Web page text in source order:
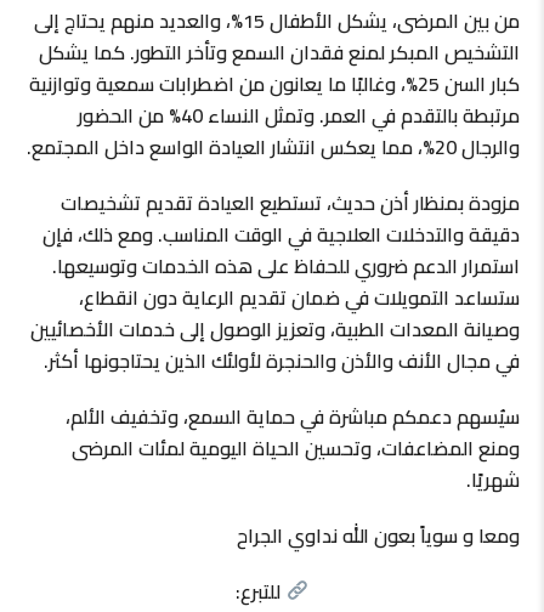
من بين المرضى، يشكل الأطفال 15%، والعديد منهم يحتاج إلى
التشخيص المبكر لمنع فقدان السمع وتأخر التطور. كما يشكل
كبار السن 25%، وغالبًا ما يعانون من اضطرابات سمعية وتوازنية
مرتبطة بالتقدم في العمر. وتمثل النساء 40% من الحضور
والرجال 20%، مما يعكس انتشار العيادة الواسع داخل المجتمع.
مزودة بمنظار أذن حديث، تستطيع العيادة تقديم تشخيصات
دقيقة والتدخلات العلاجية في الوقت المناسب. ومع ذلك، فإن
استمرار الدعم ضروري للحفاظ على هذه الخدمات وتوسيعها.
ستساعد التمويلات في ضمان تقديم الرعاية دون انقطاع،
وصيانة المعدات الطبية، وتعزيز الوصول إلى خدمات الأخصائيين
في مجال الأنف والأذن والحنجرة لأولئك الذين يحتاجونها أكثر.
سيُسهم دعمكم مباشرة في حماية السمع، وتخفيف الألم،
ومنع المضاعفات، وتحسين الحياة اليومية لمئات المرضى
شهريًا.
ومعا و سوياً بعون الله نداوي الجراح
للتبرع: